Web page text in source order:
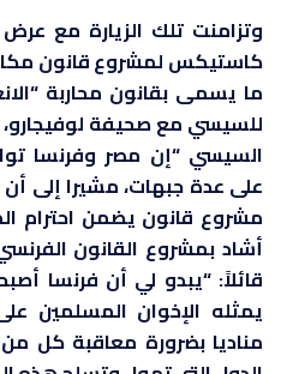
وتزامنت تلك الزيارة مع
كاستيكس لمشروع قانون
ما يسمى بقانون محاربة
للسيسي مع صحيفة لوفيجارو،
السيسي “إن مصر وفرنسا
على عدة جبهات، مشيرا إلى أن
مشروع قانون يضمن احترام
أشاد بمشروع القانون
قائلاً: “يبدو لي أن فرنسا
يمثله الإخوان المسلمين
مناديا بضرورة معاقبة كل من